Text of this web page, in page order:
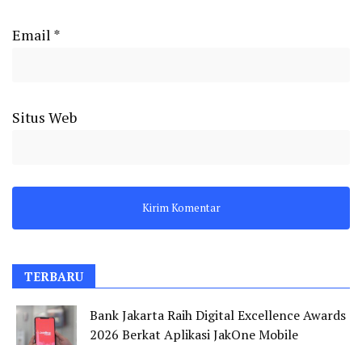
Email *
Situs Web
TERBARU
Bank Jakarta Raih Digital Excellence Awards
2026 Berkat Aplikasi JakOne Mobile